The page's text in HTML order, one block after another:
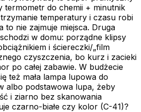
termometr do chemii + minutnik
temperatury i czasu robi
to nie zajmuje miejsca. Druga
w domu: porządne klipsy
i ściereczki/„film
czyszczenia, bo kurz i zacieki
po całej zabawie. W budżecie
też mała lampa lupowa do
albo podstawowa lupa, żeby
i ziarno bez skanowania
czarno-białe czy kolor (C-41)?